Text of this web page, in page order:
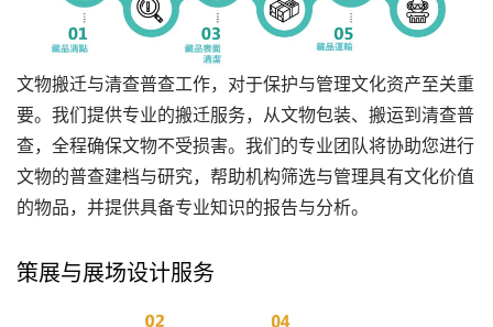
文物搬迁与清查普查工作，对于保护与管理文化资产至关重
要。我们提供专业的搬迁服务，从文物包装、搬运到清查普
查，全程确保文物不受损害。我们的专业团队将协助您进行
文物的普查建档与研究，帮助机构筛选与管理具有文化价值
的物品，并提供具备专业知识的报告与分析。
策展与展场设计服务